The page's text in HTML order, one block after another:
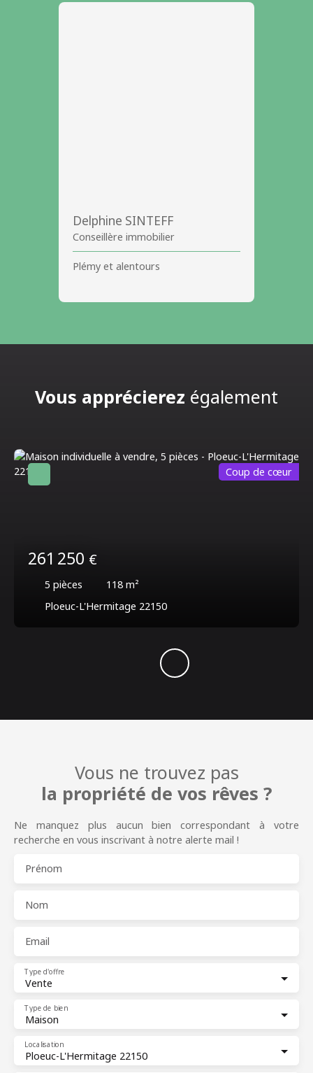
Delphine SINTEFF
Conseillère immobilier
Plémy et alentours
Vous apprécierez également
261 250 €
5 pièces 118 m²
Ploeuc-L'Hermitage 22150
Coup de cœur
Vous ne trouvez pas
la propriété de vos rêves ?
Ne manquez plus aucun bien correspondant à votre
recherche en vous inscrivant à notre alerte mail !
Prénom
Nom
Email
Vente
Type d'offre
Maison
Type de bien
Ploeuc-L'Hermitage 22150
Localisation